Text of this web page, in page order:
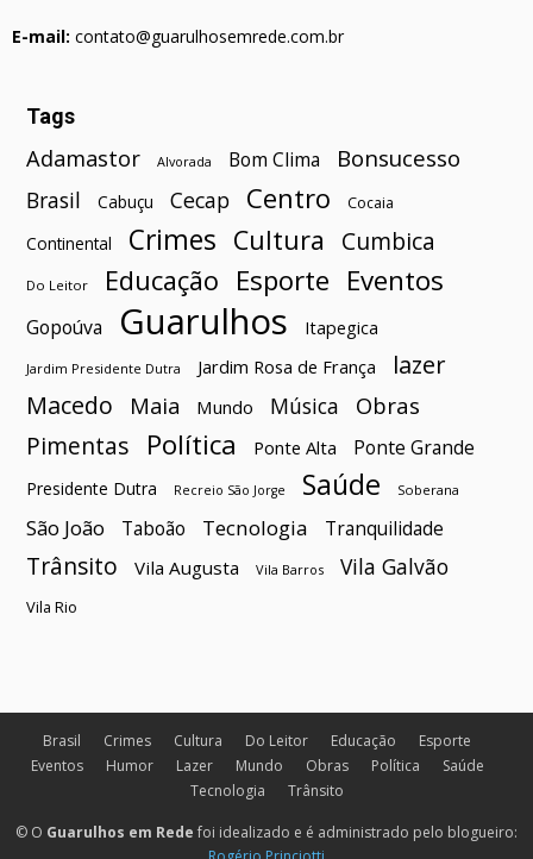
E-mail: contato@guarulhosemrede.com.br
Tags
Adamastor Alvorada Bom Clima Bonsucesso
Brasil Cabuçu Cecap Centro Cocaia
Continental Crimes Cultura Cumbica
Do Leitor Educação Esporte Eventos
Gopoúva Guarulhos Itapegica
Jardim Presidente Dutra Jardim Rosa de França
lazer
Macedo
Maia Mundo Música Obras
Pimentas Política Ponte Alta Ponte Grande
Presidente Dutra Recreio São Jorge Saúde Soberana
São João Taboão Tecnologia Tranquilidade
Trânsito Vila Augusta Vila Barros Vila Galvão
Vila Rio
Brasil Crimes Cultura Do Leitor Educação
Esporte
Eventos
Humor Lazer Mundo Obras Política
Saúde
Tecnologia
Trânsito
© O Guarulhos em Rede foi idealizado e é administrado pelo blogueiro: